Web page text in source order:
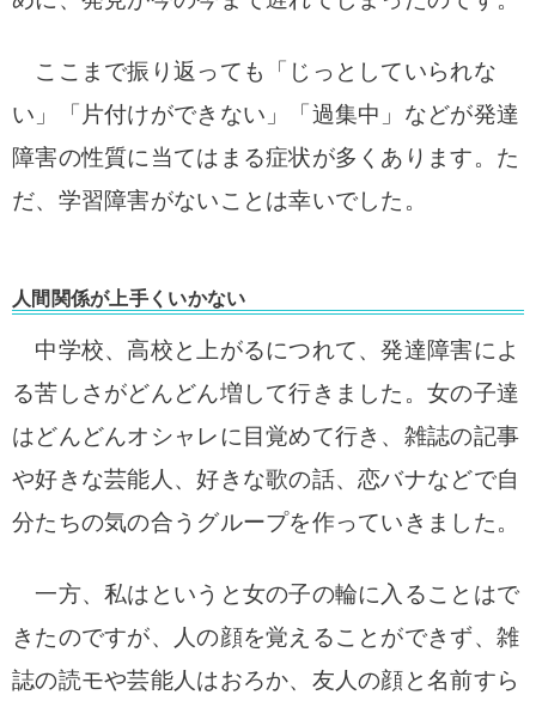
ここまで振り返っても「じっとしていられな
い」「片付けができない」「過集中」などが発達
障害の性質に当てはまる症状が多くあります。た
だ、学習障害がないことは幸いでした。
人間関係が上手くいかない
中学校、高校と上がるにつれて、発達障害によ
る苦しさがどんどん増して行きました。女の子達
はどんどんオシャレに目覚めて行き、雑誌の記事
や好きな芸能人、好きな歌の話、恋バナなどで自
分たちの気の合うグループを作っていきました。
一方、私はというと女の子の輪に入ることはで
きたのですが、人の顔を覚えることができず、雑
誌の読モや芸能人はおろか、友人の顔と名前すら